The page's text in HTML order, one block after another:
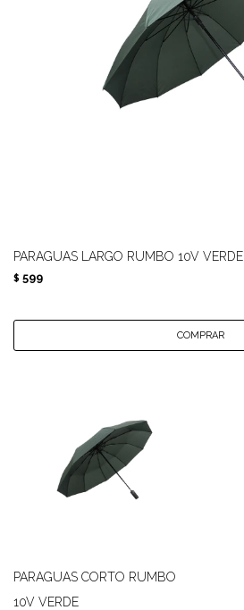
PARAGUAS LARGO RUMBO 10V VERDE
$ 599
PARAGUAS CORTO RUMBO
10V VERDE